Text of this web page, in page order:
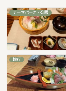
テーマパーク・公園
旅行